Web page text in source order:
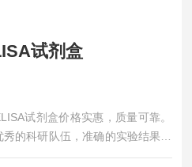
试剂盒
试剂盒价格实惠，质量可靠。
的科研队伍，准确的实验结果，
买我司的试剂盒产品都可提供全